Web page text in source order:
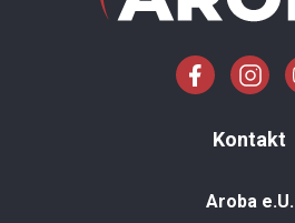
Kontakt
Aroba e.U.